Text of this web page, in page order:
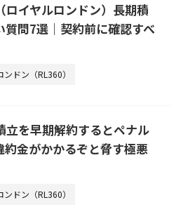
ロイヤルロンドン）長期積
質問7選｜契約前に確認すべ
ドン（RL360）
立を早期解約するとペナル
約金がかかるぞと脅す極悪
ドン（RL360）